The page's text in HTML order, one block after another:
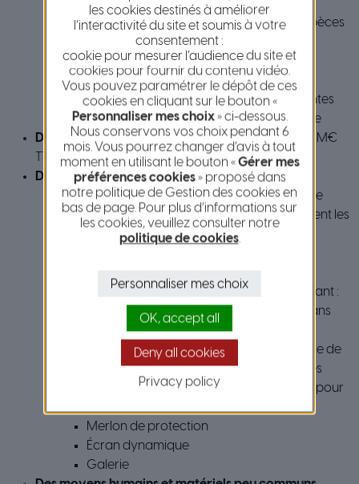
ainsi les risques de coupure de la voies
tout en prenant en compte la présence d’espèces
protégées pour lesquelles des périmètres de
protection ont été instaurés,
de réaliser les travaux tout en maintenant la
circulation, et en tenant compte des contraintes
météorologiques de ce secteur de montagne
De son coût: à savoir un investissement de 4,230 M€
De ses modalités de mise en œuvre
Un chantier se déployant sur près de 4 ans, de
2019 à 2023, afin de sécuriser progressivement les
zones identifiées
pluralité de procédés techniques se complétant :
Avaloirs (ou « filets pendus » implantés dans
chaque vallon soit 120 mètres linéaires
d’ancrage réalisés et 3200 m² de surface de
filets de protection posés) présentant des
dimensions importantes, peu courantes pour
Merlon de protection
Écran dynamique
Galerie
les cookies destinés à améliorer
l’interactivité du site et soumis à votre
consentement :
cookie pour mesurer l’audience du site et
cookies pour fournir du contenu vidéo.
Vous pouvez paramétrer le dépôt de ces
cookies en cliquant sur le bouton «
Personnaliser mes choix» ci-dessous.
Nous conservons vos choix pendant 6
mois. Vous pourrez changer d’avis à tout
moment en utilisant le bouton «Gérer mes
préférences cookies» proposé dans
notre politique de Gestion des cookies en
bas de page. Pour plus d’informations sur
les cookies, veuillez consulter notre
politique de cookies.
Personnaliser mes choix
OK, accept all
Deny all cookies
Privacy policy